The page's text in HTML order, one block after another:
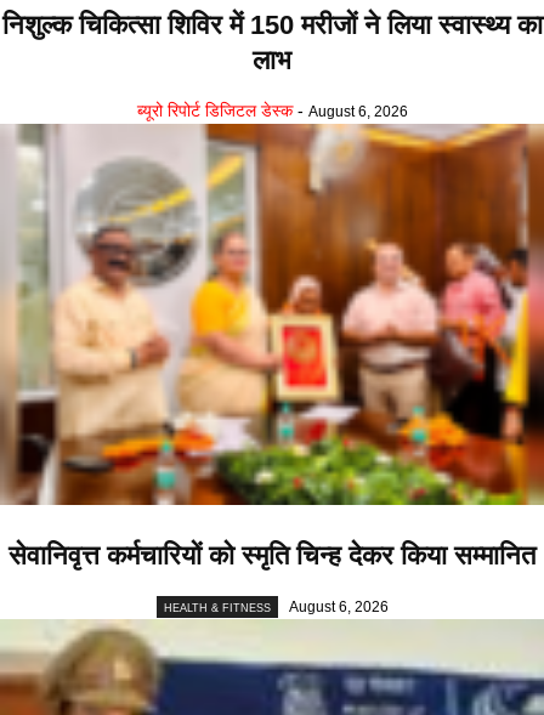
निशुल्क चिकित्सा शिविर में 150 मरीजों ने लिया स्वास्थ्य का
लाभ
ब्यूरो रिपोर्ट डिजिटल डेस्क - August 6, 2026
सेवानिवृत्त कर्मचारियों को स्मृति चिन्ह देकर किया सम्मानित
HEALTH & FITNESS August 6, 2026